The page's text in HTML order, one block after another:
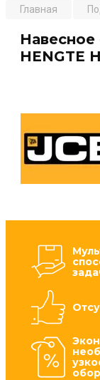
Главная
HENGTE